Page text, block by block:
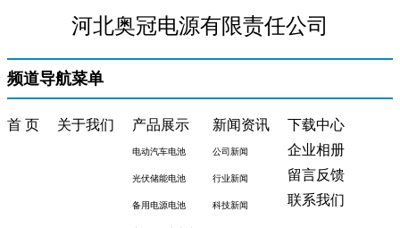
河北奥冠电源有限责任公司
频道导航菜单
首 页 关于我们 产品展示
电动汽车电池
光伏储能电池
备用电源电池
新闻资讯
公司新闻
行业新闻
科技新闻
下载中心
企业相册
留言反馈
联系我们